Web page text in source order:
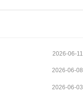
2026-06-11
2026-06-08
2026-06-03